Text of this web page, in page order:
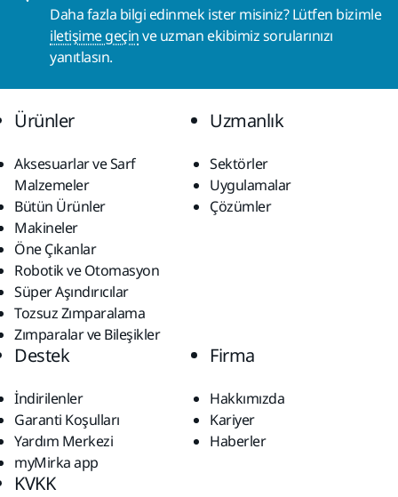
Daha fazla bilgi edinmek ister misiniz? Lütfen bizimle
iletişime geçinve uzman ekibimiz sorularınızı
yanıtlasın.
Ürünler
Aksesuarlar ve Sarf
Malzemeler
Bütün Ürünler
Makineler
Öne Çıkanlar
Robotik ve Otomasyon
Süper Aşındırıcılar
Tozsuz Zımparalama
Zımparalar ve Bileşikler
Uzmanlık
Sektörler
Uygulamalar
Çözümler
Destek
İndirilenler
Garanti Koşulları
Yardım Merkezi
myMirka app
Firma
Hakkımızda
Kariyer
Haberler
KVKK